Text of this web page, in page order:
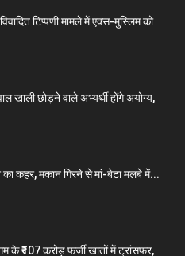
टिप्पणी मामले में एक्स-मुस्लिम को
खाली छोड़ने वाले अभ्यर्थी होंगे अयोग्य,
का कहर, मकान गिरने से मां-बेटा मलबे में...
के ₹107 करोड़ फर्जी खातों में ट्रांसफर,